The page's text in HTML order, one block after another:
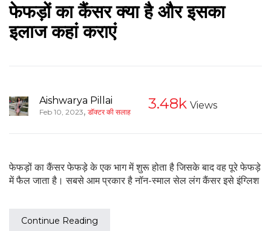
फेफड़ों का कैंसर क्या है और इसका
इलाज कहां कराएं
Aishwarya Pillai
Feb 10, 2023, डॉक्टर की सलाह 3.48k Views
फेफड़ों का कैंसर फेफड़े के एक भाग में शुरू होता है जिसके बाद वह पूरे फेफड़े
में फैल जाता है। सबसे आम प्रकार है नॉन-स्माल सेल लंग कैंसर इसे इंग्लिश
Continue Reading